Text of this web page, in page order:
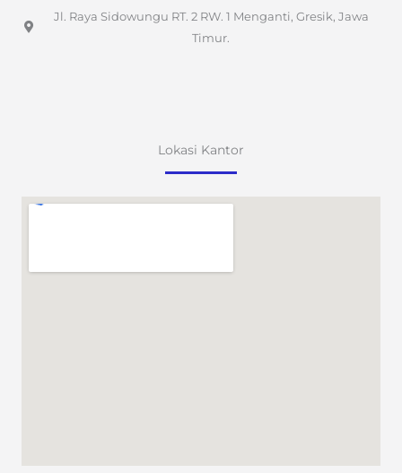
Jl. Raya Sidowungu RT. 2 RW. 1 Menganti, Gresik, Jawa
Timur.
Lokasi Kantor